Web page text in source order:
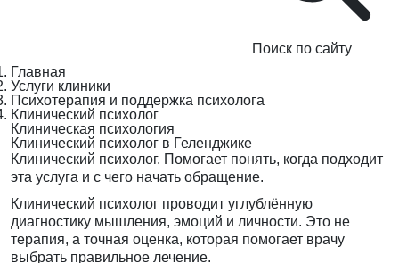
Поиск по сайту
Главная
Услуги клиники
Психотерапия и поддержка психолога
Клинический психолог
Клиническая психология
Клинический психолог в Геленджике
Клинический психолог. Помогает понять, когда подходит
эта услуга и с чего начать обращение.
Клинический психолог проводит углублённую
диагностику мышления, эмоций и личности. Это не
терапия, а точная оценка, которая помогает врачу
выбрать правильное лечение.